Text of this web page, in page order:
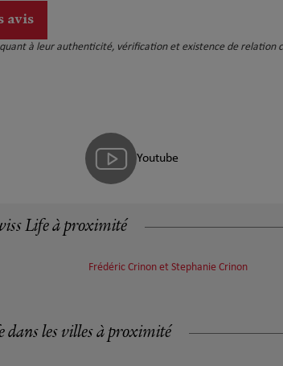
avis
à leur authenticité, vérification et existence de
Youtube
Life à proximité
Frédéric Crinon et Stephanie Crinon
dans les villes à proximité